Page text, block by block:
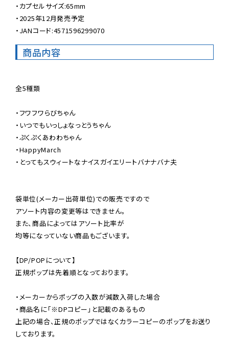
・カプセルサイズ:65mm
・2025年12月発売予定
・JANコード:4571596299070
商品内容
全5種類
・フワフワらびちゃん
・いつでもいっしょなっとうちゃん
・ぷくぷくあわわちゃん
・HappyMarch
・とってもスウィートなナイスガイエリートバナナバナ夫
袋単位(メーカー出荷単位)での販売ですので
アソート内容の変更等はできません。
また、商品によってはアソート比率が
均等になっていない商品もございます。
【DP/POPについて】
正規ポップは先着順となっております。
・メーカーからポップの入数が減数入荷した場合
・商品名に「※DPコピー」と記載のあるもの
上記の場合、正規のポップではなくカラーコピーのポップをお送り
しております。